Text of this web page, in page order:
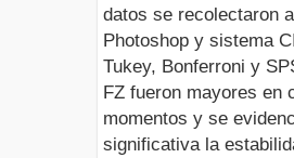
datos se recolectaron
Photoshop y sistema
Tukey, Bonferroni y
FZ fueron mayores en
momentos y se
significativa la